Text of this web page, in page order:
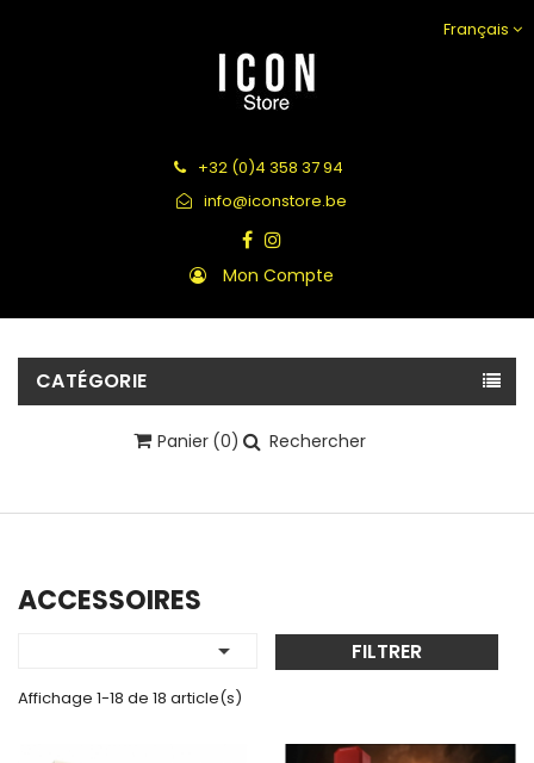
Français
+32 (0)4 358 37 94
info@iconstore.be
Mon Compte
CATÉGORIE
Panier (0) Rechercher
ACCESSOIRES
 FILTRER
Affichage 1-18 de 18 article(s)